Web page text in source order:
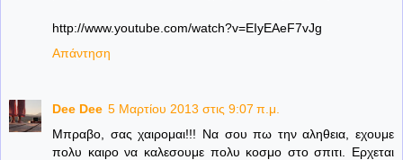
http://www.youtube.com/watch?v=EIyEAeF7vJg
Απάντηση
Dee Dee 5 Μαρτίου 2013 στις 9:07 π.μ.
Μπραβο, σας χαιρομαι!!! Να σου πω την αληθεια, εχουμε
πολυ καιρο να καλεσουμε πολυ κοσμο στο σπιτι. Ερχεται